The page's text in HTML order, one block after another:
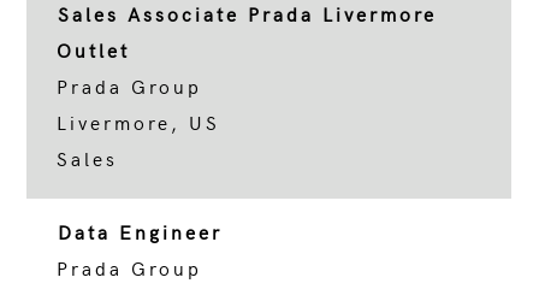
Sales Associate Prada Livermore
Outlet
Prada Group
Livermore, US
Sales
Data Engineer
Prada Group